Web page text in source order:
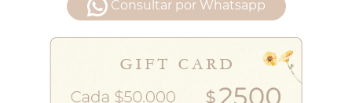
Consultar por Whatsapp